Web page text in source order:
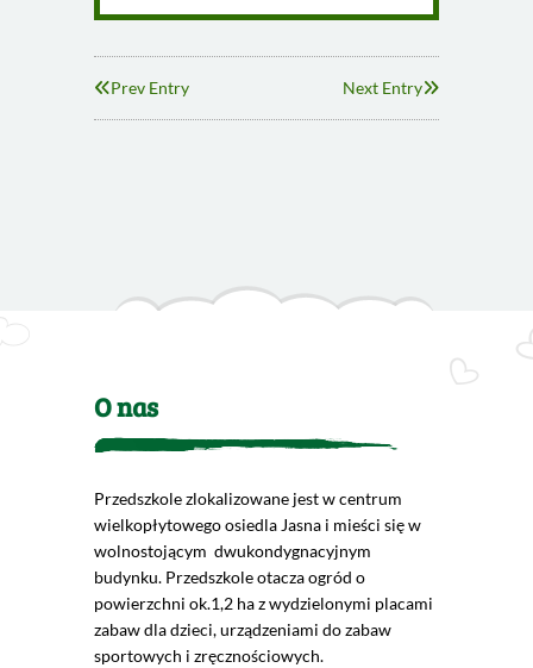
Prev Entry Next Entry
O nas
Przedszkole zlokalizowane jest w centrum
wielkopłytowego osiedla Jasna i mieści się w
wolnostojącym dwukondygnacyjnym
budynku. Przedszkole otacza ogród o
powierzchni ok.1,2 ha z wydzielonymi placami
zabaw dla dzieci, urządzeniami do zabaw
sportowych i zręcznościowych.